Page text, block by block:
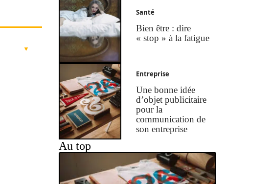
Santé
Bien être : dire
« stop » à la fatigue
Entreprise
Une bonne idée
d’objet publicitaire
pour la
communication de
son entreprise
Au top